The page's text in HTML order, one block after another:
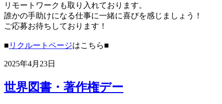
リモートワークも取り入れております。
誰かの手助けになる仕事に一緒に喜びを感じましょう！
ご応募お待ちしております！
■ リクルートページはこちら■
2025年4月23日
世界図書・著作権デー